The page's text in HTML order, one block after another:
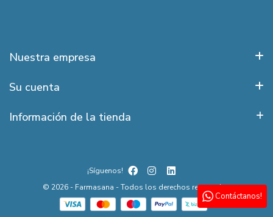
Nuestra empresa
Su cuenta
Información de la tienda
© 2026 - Farmasana - Todos los derechos reservados
¡Síguenos!
Contáctanos!